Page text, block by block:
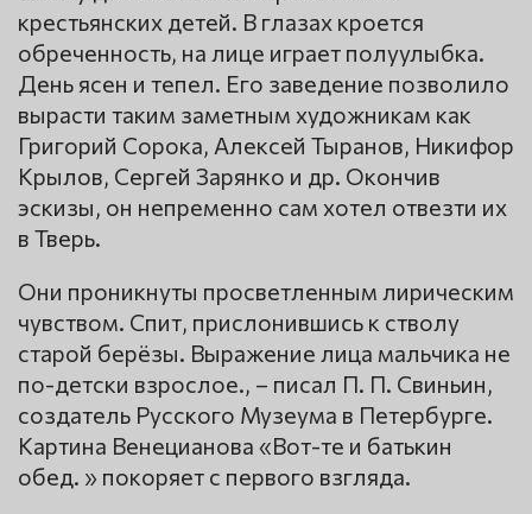
крестьянских детей. В глазах кроется
обреченность, на лице играет полуулыбка.
День ясен и тепел. Его заведение позволило
вырасти таким заметным художникам как
Григорий Сорока, Алексей Тыранов, Никифор
Крылов, Сергей Зарянко и др. Окончив
эскизы, он непременно сам хотел отвезти их
в Тверь.
Они проникнуты просветленным лирическим
чувством. Спит, прислонившись к стволу
старой берёзы. Выражение лица мальчика не
по-детски взрослое., – писал П. П. Свиньин,
создатель Русского Музеума в Петербурге.
Картина Венецианова «Вот-те и батькин
обед. » покоряет с первого взгляда.